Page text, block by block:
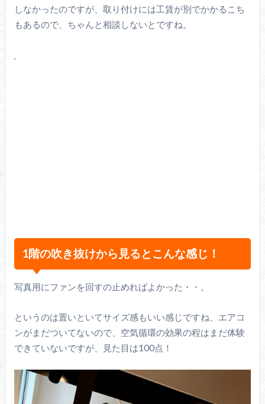
しなかったのですが、取り付けには工賃が別でかかるこち
もあるので、ちゃんと相談しないとですね。
1階の吹き抜けから見るとこんな感じ！
写真用にファンを回すの止めればよかった・・。
というのは置いといてサイズ感もいい感じですね、エアコ
ンがまだついてないので、空気循環の効果の程はまだ体験
できていないですが、見た目は100点！